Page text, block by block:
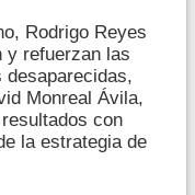
Rodrigo Reyes
y refuerzan las
desaparecidas,
Monreal Ávila,
con
la estrategia de